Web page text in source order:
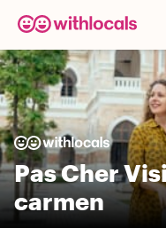
Pas Cher
carmen